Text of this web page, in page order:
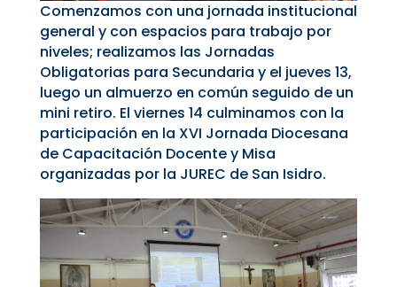
Comenzamos con una jornada institucional
general y con espacios para trabajo por
niveles; realizamos las Jornadas
Obligatorias para Secundaria y el jueves 13,
luego un almuerzo en común seguido de un
mini retiro. El viernes 14 culminamos con la
participación en la XVI Jornada Diocesana
de Capacitación Docente y Misa
organizadas por la JUREC de San Isidro.